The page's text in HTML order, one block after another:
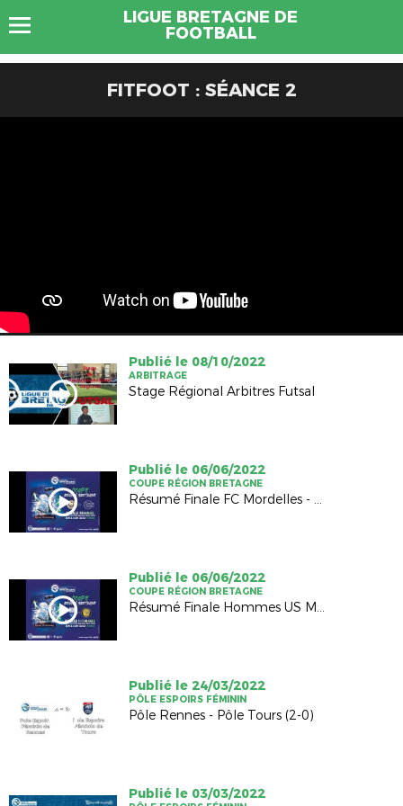
LIGUE BRETAGNE DE
FOOTBALL
FITFOOT : SÉANCE 2
Publié le 08/10/2022
ARBITRAGE
Stage Régional Arbitres Futsal
Publié le 06/06/2022
COUPE RÉGION BRETAGNE
Résumé Finale FC Mordelles - CPB Bréquigny (2-2, TAB 4-5)
Publié le 06/06/2022
COUPE RÉGION BRETAGNE
Résumé Finale Hommes US Montagnarde - AS Ginglin Cesson (2-1)
Publié le 24/03/2022
PÔLE ESPOIRS FÉMININ
Pôle Rennes - Pôle Tours (2-0)
Publié le 03/03/2022